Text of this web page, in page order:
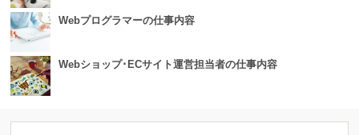
Webプログラマーの仕事内容
Webショップ･ECサイト運営担当者の仕事内容